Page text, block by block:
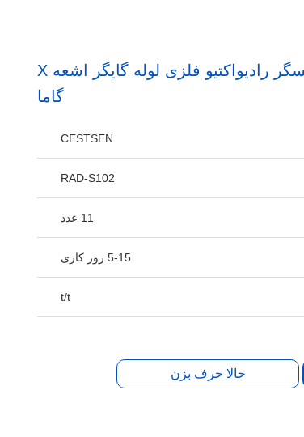
0.01μSv/H-100mSv/H حسگر رادیواکتیو فلزی لوله گایگر اشعه X
گاما
CESTSEN
RAD-S102
11 عدد
5-15 روز کاری
t/t
حالا حرف بزن